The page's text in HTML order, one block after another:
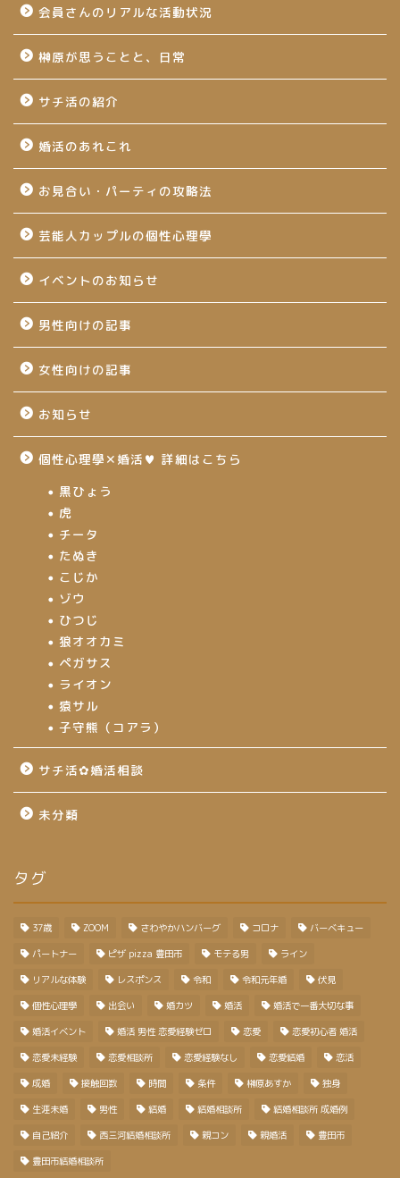
会員さんのリアルな活動状況
榊原が思うことと、日常
サチ活の紹介
婚活のあれこれ
お見合い・パーティの攻略法
芸能人カップルの個性心理學
イベントのお知らせ
男性向けの記事
女性向けの記事
お知らせ
個性心理學✕婚活♥ 詳細はこちら
黒ひょう
虎
チータ
たぬき
こじか
ゾウ
ひつじ
狼オオカミ
ペガサス
ライオン
猿サル
子守熊（コアラ）
サチ活✿婚活相談
未分類
タグ
37歳 ZOOM さわやかハンバーグ コロナ バーベキュー
パートナー ピザ pizza 豊田市 モテる男 ライン
リアルな体験 レスポンス 令和 令和元年婚 伏見
個性心理學 出会い 婚カツ 婚活 婚活で一番大切な事
婚活イベント 婚活 男性 恋愛経験ゼロ 恋愛 恋愛初心者 婚活
恋愛未経験 恋愛相談所 恋愛経験なし 恋愛結婚 恋活
成婚 接触回数 時間 条件 榊原あすか 独身
生涯未婚 男性 結婚 結婚相談所 結婚相談所 成婚例
自己紹介 西三河結婚相談所 親コン 親婚活 豊田市
豊田市結婚相談所